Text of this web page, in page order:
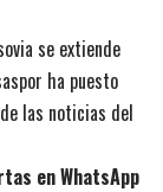
se extiende
ha puesto
las noticias del
en WhatsApp